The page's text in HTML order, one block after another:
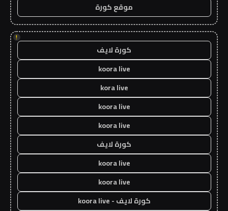
موقع كورة
!
كورة لايف
koora live
kora live
koora live
koora live
كورة لايف
koora live
koora live
كورة لايف - koora live